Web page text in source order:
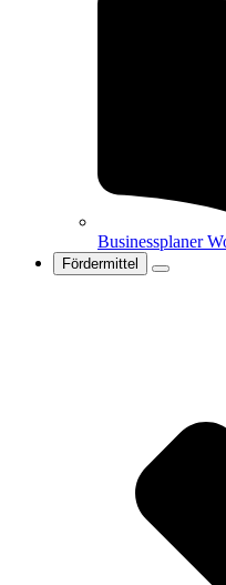
Businessplaner
Fördermittel